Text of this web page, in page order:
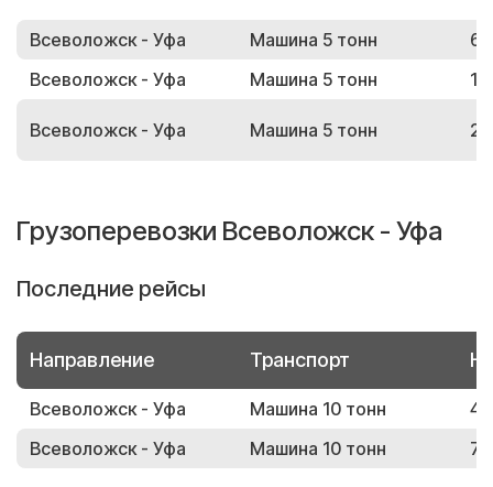
Всеволожск - Уфа Машина 5 тонн
Всеволожск - Уфа
Машина 5 тонн
Всеволожск - Уфа Машина 5 тонн
Грузоперевозки Всеволожск - Уфа
Последние рейсы
Направление Транспорт
Всеволожск - Уфа Машина 10 тонн
Всеволожск - Уфа
Машина 10 тонн